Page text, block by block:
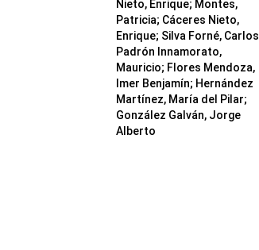
Nieto, Enrique; Montes,
Patricia; Cáceres Nieto,
Enrique; Silva Forné, Carlos
Padrón Innamorato,
Mauricio; Flores Mendoza,
Imer Benjamín; Hernández
Martínez, María del Pilar;
González Galván, Jorge
Alberto